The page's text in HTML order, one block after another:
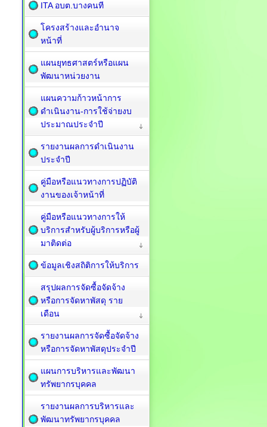
ITA อบต.บางคนที
โครงสร้างและอำนาจ
หน้าที่
แผนยุทธศาสตร์หรือแผน
พัฒนาหน่วยงาน
แผนความก้าวหน้าการ
ดำเนินงาน-การใช้จ่ายงบ
ประมาณประจำปี
รายงานผลการดำเนินงาน
ประจำปี
คู่มือหรือแนวทางการปฏิบัติ
งานของเจ้าหน้าที่
คู่มือหรือแนวทางการให้
บริการสำหรับผู้บริการหรือผู้
มาติดต่อ
ข้อมูลเชิงสถิติการให้บริการ
สรุปผลการจัดซื้อจัดจ้าง
หรือการจัดหาพัสดุ ราย
เดือน
รายงานผลการจัดซื้อจัดจ้าง
หรือการจัดหาพัสดุประจำปี
แผนการบริหารและพัฒนา
ทรัพยากรบุคคล
รายงานผลการบริหารและ
พัฒนาทรัพยากรบุคคล